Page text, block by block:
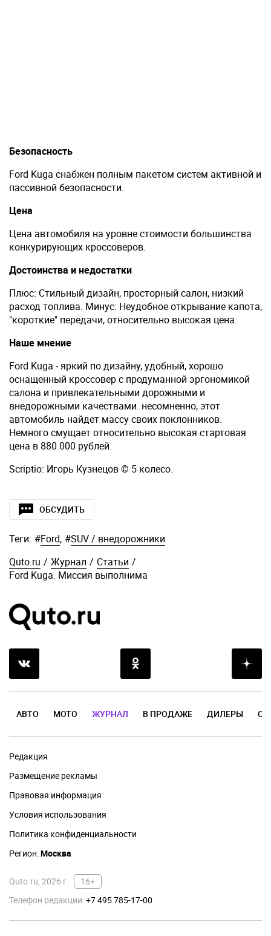
Безопасность
Ford Kuga снабжен полным пакетом систем активной и
пассивной безопасности.
Цена
Цена автомобиля на уровне стоимости большинства
конкурирующих кроссоверов.
Достоинства и недостатки
Плюс: Стильный дизайн, просторный салон, низкий
расход топлива. Минус: Неудобное открывание капота,
"короткие" передачи, относительно высокая цена.
Наше мнение
Ford Kuga - яркий по дизайну, удобный, хорошо
оснащенный кроссовер с продуманной эргономикой
салона и привлекательными дорожными и
внедорожными качествами. несомненно, этот
автомобиль найдет массу своих поклонников.
Немного смущает относительно высокая стартовая
цена в 880 000 рублей.
Scriptio: Игорь Кузнецов © 5 колесо.
ОБСУДИТЬ
Теги: #Ford, #SUV / внедорожники
Quto.ru / Журнал / Статьи /
Ford Kuga. Миссия выполнима
АВТО МОТО ЖУРНАЛ В ПРОДАЖЕ ДИЛЕРЫ
Редакция
Размещение рекламы
Правовая информация
Условия использования
Политика конфиденциальности
Регион:Москва
Quto.ru, 2026 г.
16+
Телефон редакции:+7 495 785-17-00